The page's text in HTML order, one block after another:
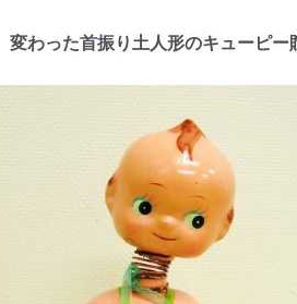
変わった首振り土人形のキューピー